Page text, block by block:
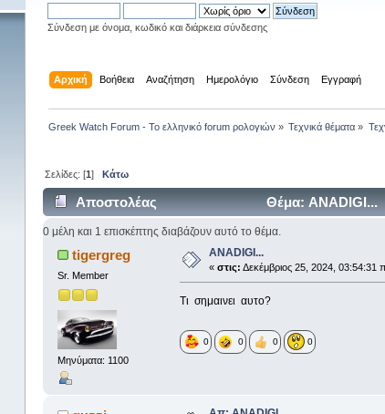
Σύνδεση με όνομα, κωδικό και διάρκεια σύνδεσης
Αρχική Βοήθεια Αναζήτηση Ημερολόγιο Σύνδεση Εγγραφή
Greek Watch Forum - Το ελληνικό forum ρολογιών » Τεχνικά θέματα »
Σελίδες: [1]Κάτω
Αποστολέας Θέμα: ANADIGI...
0 μέλη και 1 επισκέπτης διαβάζουν αυτό το θέμα.
tigergreg
Sr. Member
Μηνύματα: 1100
ANADIGI...
« στις: Δεκέμβριος 25, 2024, 03:54:31
Τι σημαινει αυτο?
0 0 0 0